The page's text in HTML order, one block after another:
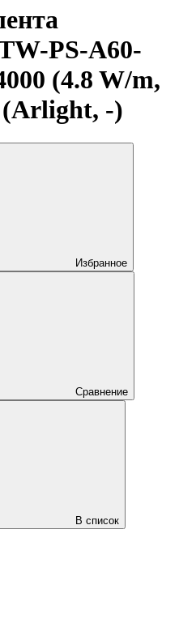
PS-A60-
(4.8 W/m,
(Arlight, -)
Избранное
Сравнение
В список